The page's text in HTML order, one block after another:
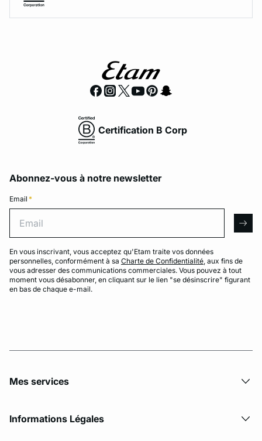
Certification B Corp
Abonnez-vous à notre newsletter
Email *
En vous inscrivant, vous acceptez qu'Etam traite vos données
personnelles, conformément à sa Charte de Confidentialité, aux fins de
vous adresser des communications commerciales. Vous pouvez à tout
moment vous désabonner, en cliquant sur le lien "se désinscrire" figurant
en bas de chaque e-mail.
Mes services
Informations Légales